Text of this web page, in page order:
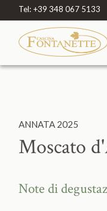
Tel: +39 348 067 5133
ANNATA 2025
Moscato
Note di